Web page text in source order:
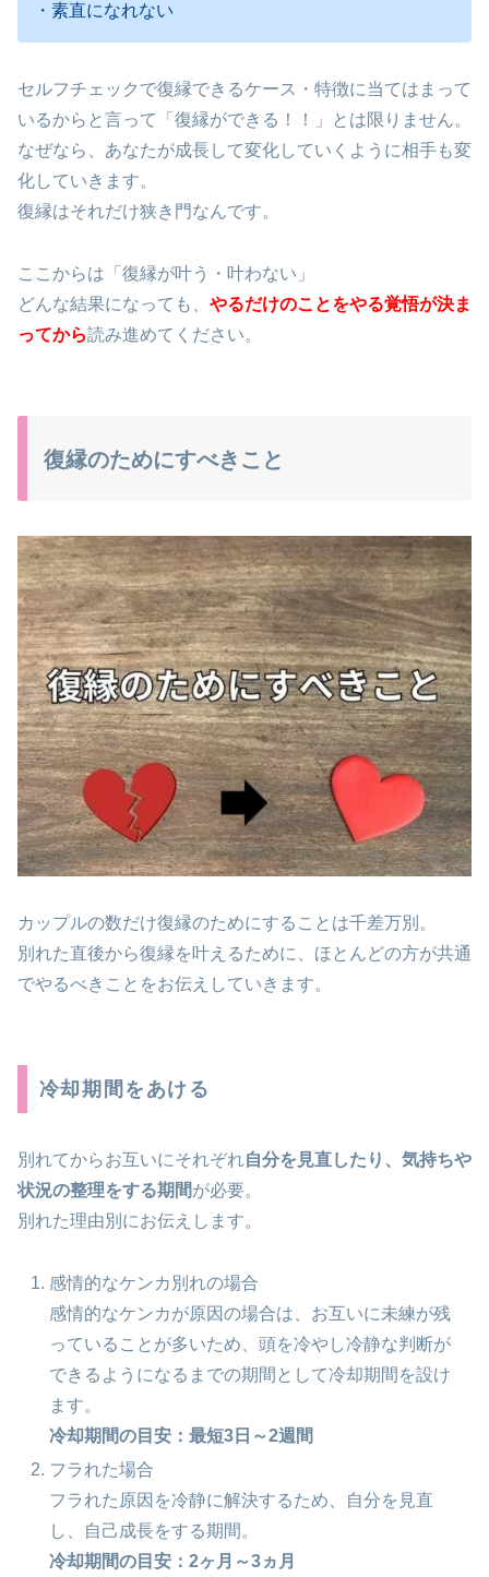
・素直になれない
セルフチェックで復縁できるケース・特徴に当てはまって
いるからと言って「復縁ができる！！」とは限りません。
なぜなら、あなたが成長して変化していくように相手も変
化していきます。
復縁はそれだけ狭き門なんです。
ここからは「復縁が叶う・叶わない」
どんな結果になっても、 やるだけのことをやる覚悟が決ま
ってから読み進めてください。
復縁のためにすべきこと
カップルの数だけ復縁のためにすることは千差万別。
別れた直後から復縁を叶えるために、ほとんどの方が共通
でやるべきことをお伝えしていきます。
冷却期間をあける
別れてからお互いにそれぞれ自分を見直したり、気持ちや
状況の整理をする期間が必要。
別れた理由別にお伝えします。
感情的なケンカ別れの場合
感情的なケンカが原因の場合は、お互いに未練が残
っていることが多いため、頭を冷やし冷静な判断が
できるようになるまでの期間として冷却期間を設け
ます。
冷却期間の目安：最短3日～2週間
フラれた場合
フラれた原因を冷静に解決するため、自分を見直
し、自己成長をする期間。
冷却期間の目安：2ヶ月～3ヵ月